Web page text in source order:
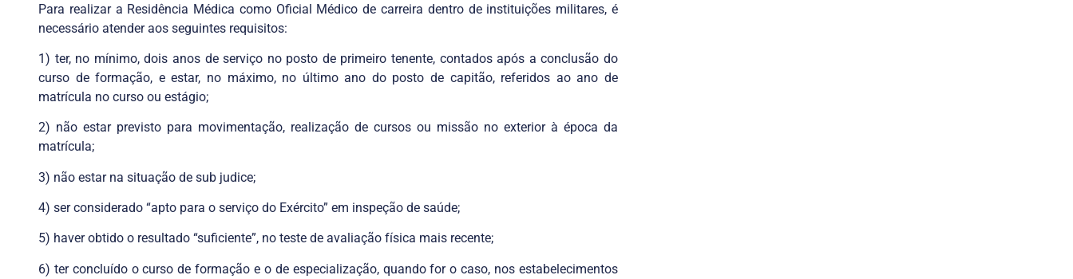
Para realizar a Residência Médica como Oficial Médico de carreira dentro de instituições militares, é
necessário atender aos seguintes requisitos:
1) ter, no mínimo, dois anos de serviço no posto de primeiro tenente, contados após a conclusão do
curso de formação, e estar, no máximo, no último ano do posto de capitão, referidos ao ano de
matrícula no curso ou estágio;
2) não estar previsto para movimentação, realização de cursos ou missão no exterior à época da
matrícula;
3) não estar na situação de sub judice;
4) ser considerado “apto para o serviço do Exército” em inspeção de saúde;
5) haver obtido o resultado “suficiente”, no teste de avaliação física mais recente;
6) ter concluído o curso de formação e o de especialização, quando for o caso, nos estabelecimentos